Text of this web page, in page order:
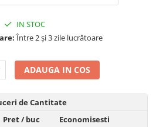
IN STOC
Între 2 și 3 zile lucrătoare
ADAUGA IN COS
de Cantitate
Pret/ buc
Economisesti